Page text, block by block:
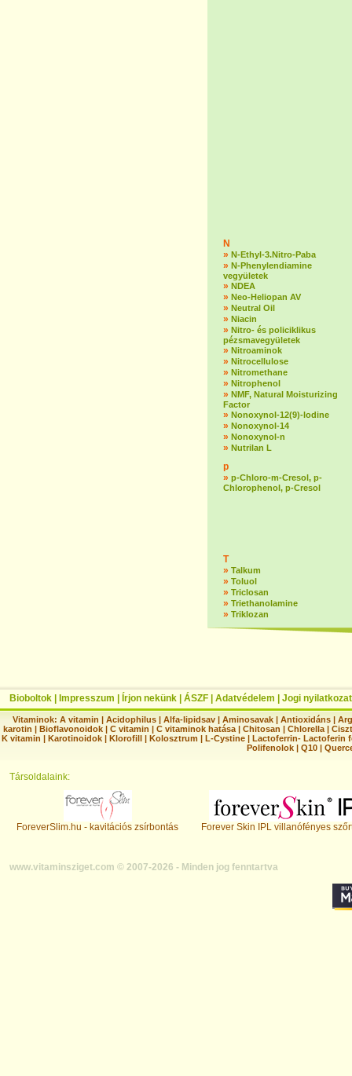
N
» N-Ethyl-3.Nitro-Paba
» N-Phenylendiamine
vegyületek
» NDEA
» Neo-Heliopan AV
» Neutral Oil
» Niacin
» Nitro- és policiklikus
pézsmavegyületek
» Nitroaminok
» Nitrocellulose
» Nitromethane
» Nitrophenol
» NMF, Natural Moisturizing
Factor
» Nonoxynol-12(9)-lodine
» Nonoxynol-14
» Nonoxynol-n
» Nutrilan L
p
» p-Chloro-m-Cresol, p-
Chlorophenol, p-Cresol
T
» Talkum
» Toluol
» Triclosan
» Triethanolamine
» Triklozan
Bioboltok Impresszum Írjon nekünk ÁSZF Adatvédelem Jogi nyilatkozat
Vitaminok: A vitamin |Acidophilus |Alfa-lipidsav |Aminosavak |Antioxidáns |
karotin | Bioflavonoidok | C vitamin | C vitaminok hatása | Chitosan | Chlorella |
K vitamin | Karotinoidok | Klorofill | Kolosztrum | L-Cystine | Lactoferrin- Lactoferin
Polifenolok |Q10 |
Társoldalaink:
ForeverSlim.hu - kavitációs zsírbontás Forever Skin IPL villanófényes
www.vitaminsziget.com © 2007-2026 - Minden jog fenntartva